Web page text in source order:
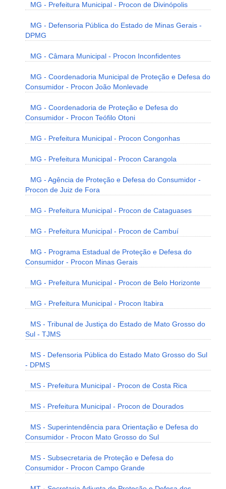
MG - Prefeitura Municipal - Procon de Divinópolis
MG - Defensoria Pública do Estado de Minas Gerais -
DPMG
MG - Câmara Municipal - Procon Inconfidentes
MG - Coordenadoria Municipal de Proteção e Defesa do
Consumidor - Procon João Monlevade
MG - Coordenadoria de Proteção e Defesa do
Consumidor - Procon Teófilo Otoni
MG - Prefeitura Municipal - Procon Congonhas
MG - Prefeitura Municipal - Procon Carangola
MG - Agência de Proteção e Defesa do Consumidor -
Procon de Juiz de Fora
MG - Prefeitura Municipal - Procon de Cataguases
MG - Prefeitura Municipal - Procon de Cambuí
MG - Programa Estadual de Proteção e Defesa do
Consumidor - Procon Minas Gerais
MG - Prefeitura Municipal - Procon de Belo Horizonte
MG - Prefeitura Municipal - Procon Itabira
MS - Tribunal de Justiça do Estado de Mato Grosso do
Sul - TJMS
MS - Defensoria Pública do Estado Mato Grosso do Sul
- DPMS
MS - Prefeitura Municipal - Procon de Costa Rica
MS - Prefeitura Municipal - Procon de Dourados
MS - Superintendência para Orientação e Defesa do
Consumidor - Procon Mato Grosso do Sul
MS - Subsecretaria de Proteção e Defesa do
Consumidor - Procon Campo Grande